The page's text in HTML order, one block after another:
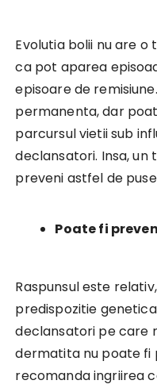
Evolutia bolii nu are
ca pot aparea
episoare de
permanenta, dar
parcursul vietii sub
declansatori. Insa,
preveni astfel de
Poate fi
Raspunsul este
predispozitie
declansatori pe care
dermatita nu poate fi
recomanda ingriirea